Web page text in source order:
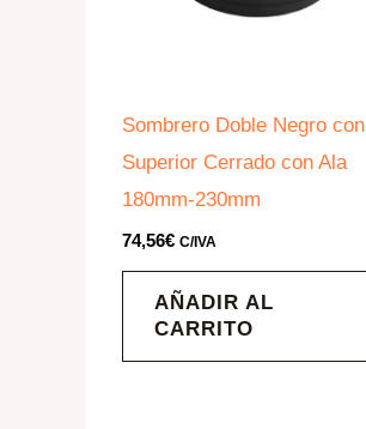
Sombrero Doble Negro con
Superior Cerrado con Ala
180mm-230mm
74,56€ C/IVA
AÑADIR AL
CARRITO